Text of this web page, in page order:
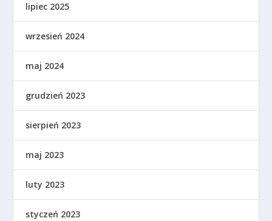
lipiec 2025
wrzesień 2024
maj 2024
grudzień 2023
sierpień 2023
maj 2023
luty 2023
styczeń 2023